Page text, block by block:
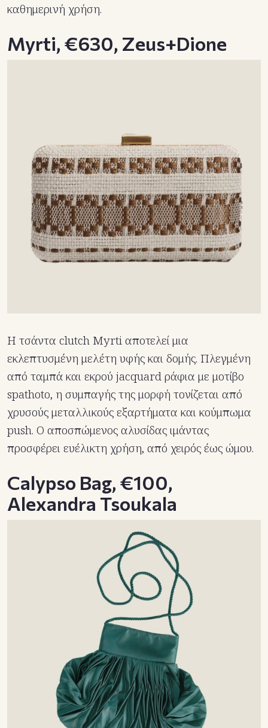
καθημερινή χρήση.
Myrti, €630, Zeus+Dione
Η τσάντα clutch Myrti αποτελεί μια
εκλεπτυσμένη μελέτη υφής και δομής. Πλεγμένη
από ταμπά και εκρού jacquard ράφια με μοτίβο
spathoto, η συμπαγής της μορφή τονίζεται από
χρυσούς μεταλλικούς εξαρτήματα και κούμπωμα
push. Ο αποσπώμενος αλυσίδας ιμάντας
προσφέρει ευέλικτη χρήση, από χειρός έως ώμου.
Calypso Bag, €100,
Alexandra Tsoukala